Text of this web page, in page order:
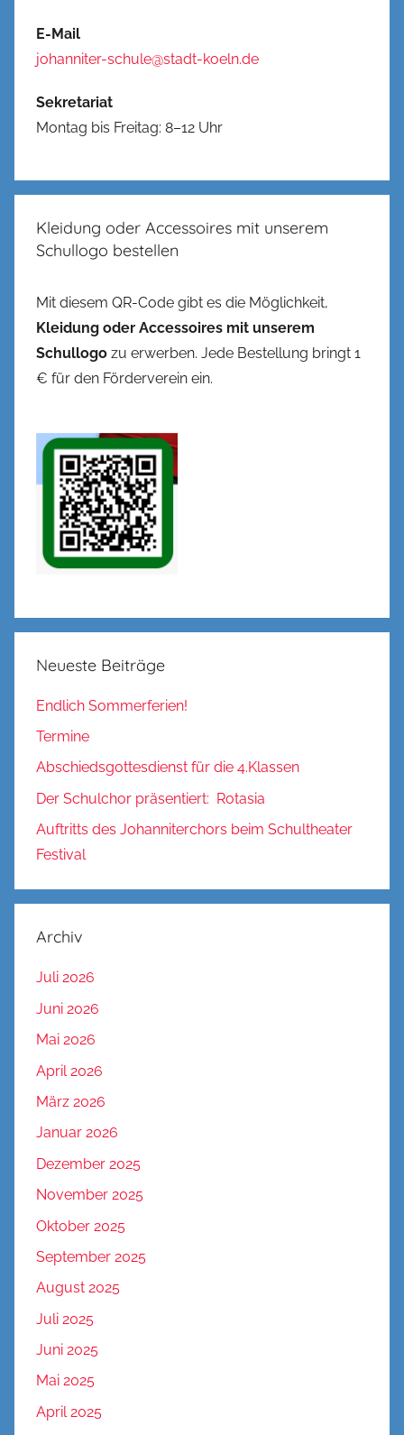
E-Mail
johanniter-schule@stadt-koeln.de
Sekretariat
Montag bis Freitag: 8–12 Uhr
Kleidung oder Accessoires mit unserem
Schullogo bestellen
Mit diesem QR-Code gibt es die Möglichkeit,
Kleidung oder Accessoires mit unserem
Schullogo zu erwerben. Jede Bestellung bringt 1
€ für den Förderverein ein.
Neueste Beiträge
Endlich Sommerferien!
Termine
Abschiedsgottesdienst für die 4.Klassen
Der Schulchor präsentiert: Rotasia
Auftritts des Johanniterchors beim Schultheater
Festival
Archiv
Juli 2026
Juni 2026
Mai 2026
April 2026
März 2026
Januar 2026
Dezember 2025
November 2025
Oktober 2025
September 2025
August 2025
Juli 2025
Juni 2025
Mai 2025
April 2025